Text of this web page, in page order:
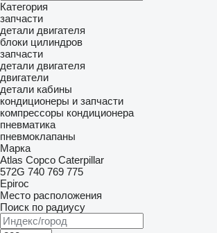
Категория
запчасти
детали двигателя
блоки цилиндров
запчасти
детали двигателя
двигатели
детали кабины
кондиционеры и запчасти
компрессоры кондиционера
пневматика
пневмоклапаны
Марка
Atlas Copco Caterpillar
572G 740 769 775
Epiroc
Место расположения
Поиск по радиусу